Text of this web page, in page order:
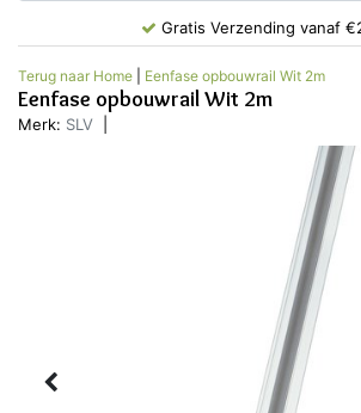
Gratis Verzending vanaf
Terug naar Home Eenfase opbouwrail Wit 2m
Eenfase opbouwrail Wit 2m
Merk: SLV